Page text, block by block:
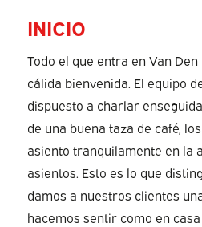
INICIO
Todo el que entra en Van
cálida bienvenida. El equipo
dispuesto a charlar
de una buena taza de café,
asiento tranquilamente en la
asientos. Esto es lo que
damos a nuestros clientes
hacemos sentir como en